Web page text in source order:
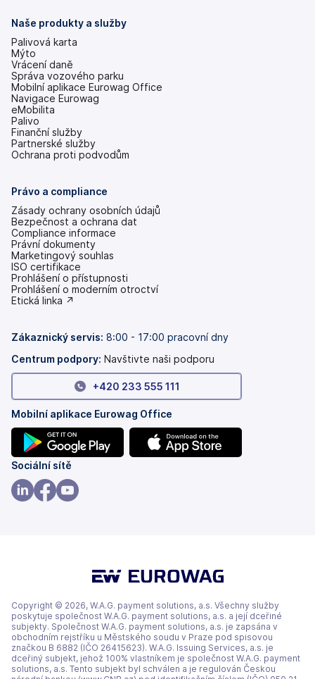
Naše produkty a služby
Palivová karta
Mýto
Vrácení daně
Správa vozového parku
Mobilní aplikace Eurowag Office
Navigace Eurowag
eMobilita
Palivo
Finanční služby
Partnerské služby
Ochrana proti podvodům
Právo a compliance
Zásady ochrany osobních údajů
Bezpečnost a ochrana dat
Compliance informace
Právní dokumenty
Marketingový souhlas
ISO certifikace
Prohlášení o přístupnosti
(se
v
Prohlášení o moderním otroctví
(se
záložkách)
Etická linka ↗
Zákaznický servis: 8:00 - 17:00 pracovní dny
Centrum podpory: Navštivte naši podporu
+420 233 555 111
Mobilní aplikace Eurowag Office
(se
v
nových
Sociální sítě
Copyright © 2026, W.A.G. payment solutions, a.s. Všechny služby
poskytuje společnost W.A.G. payment solutions, a.s. a její dceřiné
subjekty. Společnost W.A.G. payment solutions, a.s. je zapsána v
obchodním rejstříku u Městského soudu v Praze pod spisovou
značkou B 6882 (IČO 26415623). W.A.G. Issuing Services, a.s. je
dceřiný subjekt, jehož 100% vlastníkem je společnost W.A.G. payment
solutions, a.s. Tento subjekt byl schválen a je regulován Českou